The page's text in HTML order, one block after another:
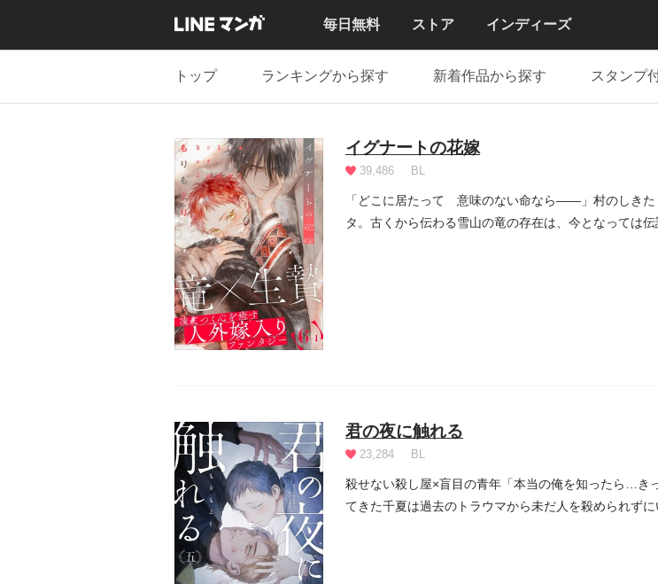
毎日無料 ストア インディーズ
トップ ランキングから探す 新着作品から探す スタンプ
イグナートの花嫁
39,486 BL
「どこに居たって 意味のない命なら――」村のしきた
タ。古くから伝わる雪山の竜の存在は、今となっては
君の夜に触れる
23,284 BL
殺せない殺し屋×盲目の青年「本当の俺を知ったら…き
てきた千夏は過去のトラウマから未だ人を殺められず